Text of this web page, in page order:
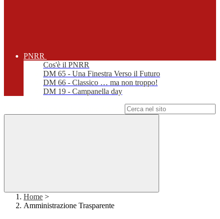
PNRR
Cos'è il PNRR
DM 65 - Una Finestra Verso il Futuro
DM 66 - Classico … ma non troppo!
DM 19 - Campanella day
Home >
Amministrazione Trasparente